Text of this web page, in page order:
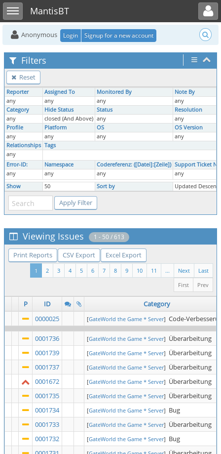
Toggle sidebarMantisBT
Toggle user menu
Anonymous Login Signup for a new account
Filters
Reset
Reporter Assigned To Monitored By
Note By
any
any any
any
Category
Hide Status Status
Resolution
any
closed (And Above) any
any
Profile
Platform OS
OS Version
any
any any
any
Relationships Tags
any
Error-ID:
Namespace Codereferenz: ([Datei]:[Zeile]) Support Ticket
any
any any
any
Show
50 Sort by Updated
Viewing Issues 1 - 50 / 613
Print Reports CSV Export Excel Export
Last
Next
...
11
10
9
8
7
6
5
4
3
2
1
Prev
First
P ID
Category
0000025
[GateWorld the Game * Server] Code-
0001736 [GateWorld the Game * Server] Überarbeitung
0001739
[GateWorld the Game * Server] Überarbeitung
0001737
[GateWorld the Game * Server] Überarbeitung
0001672
[GateWorld the Game * Server] Überarbeitung
0001735
[GateWorld the Game * Server] Überarbeitung
0001734
[GateWorld the Game * Server] Bug
0001733
[GateWorld the Game * Server] Überarbeitung
0001732
[GateWorld the Game * Server] Bug